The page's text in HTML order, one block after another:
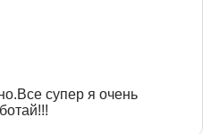
супер я очень